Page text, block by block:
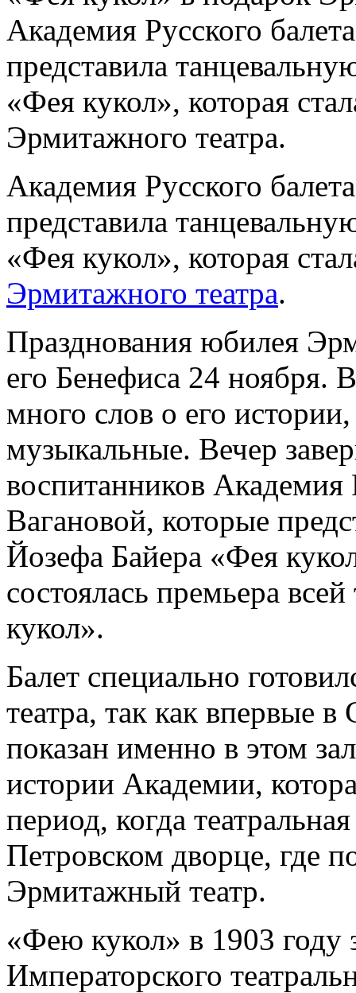
Академия Русского
представила
«Фея кукол», которая
Эрмитажного театра.
Академия Русского
представила
«Фея кукол», которая
Эрмитажного театра.
Празднования юбилея
его Бенефиса 24 ноября.
много слов о его
музыкальные. Вечер
воспитанников
Вагановой, которые
Йозефа Байера «Фея
состоялась премьера
кукол».
Балет специально
театра, так как впервые
показан именно в этом
истории Академии,
период, когда
Петровском дворце, где
Эрмитажный театр.
«Фею кукол» в 1903 году
Императорского